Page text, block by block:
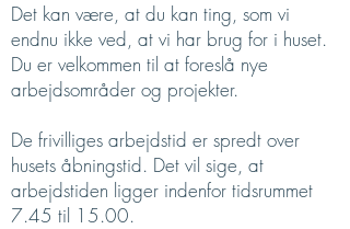
Det kan være, at du kan ting, som vi
endnu ikke ved, at vi har brug for i huset.
Du er velkommen til at foreslå nye
arbejdsområder og projekter.
De frivilliges arbejdstid er spredt over
husets åbningstid. Det vil sige, at
arbejdstiden ligger indenfor tidsrummet
7.45 til 15.00.